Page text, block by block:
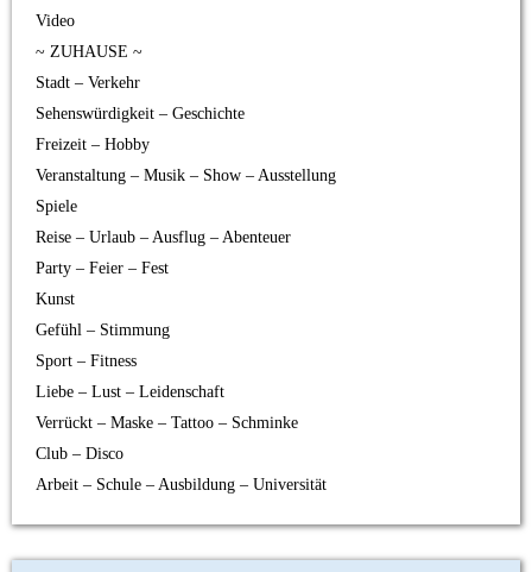
Video
~ ZUHAUSE ~
Stadt – Verkehr
Sehenswürdigkeit – Geschichte
Freizeit – Hobby
Veranstaltung – Musik – Show – Ausstellung
Spiele
Reise – Urlaub – Ausflug – Abenteuer
Party – Feier – Fest
Kunst
Gefühl – Stimmung
Sport – Fitness
Liebe – Lust – Leidenschaft
Verrückt – Maske – Tattoo – Schminke
Club – Disco
Arbeit – Schule – Ausbildung – Universität